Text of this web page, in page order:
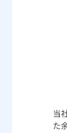
当
た